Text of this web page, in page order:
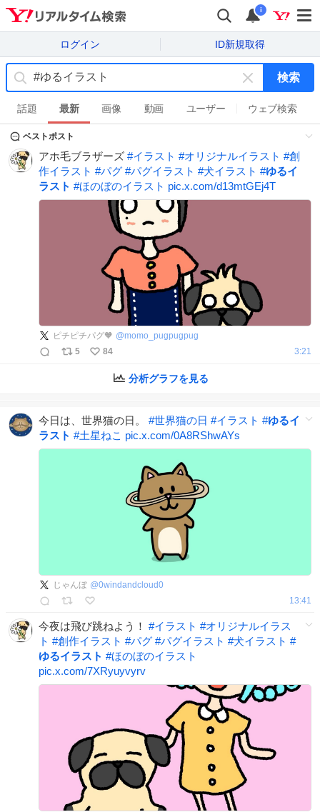
i
ログイン ID新規取得
キ
ー
ワ
ド
を
消
す
検索
話題 最新 画像 動画 ユーザー ウェブ検索
ベストポスト
アホ毛ブラザーズ #イラスト #オリジナルイラスト #創
作イラスト #パグ #パグイラスト #犬イラスト #ゆるイ
ラスト #ほのぼのイラスト pic.x.com/d13mtGEj4T
ピチピチパグ🧡 @momo_pugpugpug
5
84 3:21
分析グラフを見る
今日は、世界猫の日。 #世界猫の日 #イラスト #ゆるイ
ラスト #土星ねこ pic.x.com/0A8RShwAYs
じゃんぼ @0windandcloud0
13:41
今夜は飛び跳ねよう！ #イラスト #オリジナルイラス
ト #創作イラスト #パグ #パグイラスト #犬イラスト #
ゆるイラスト #ほのぼのイラスト
pic.x.com/7XRyuyvyrv